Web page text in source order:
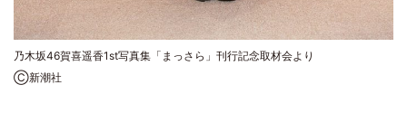
乃木坂46賀喜遥香1st写真集「まっさら」刊行記念取材会より
Ⓒ新潮社